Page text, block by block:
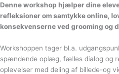
Denne workshop hjælper dine
refleksioner om samtykke online,
konsekvenserne ved grooming og
Workshoppen tager bl.a.
spændende oplæg, fælles dialog og
oplevelser med deling af billede-og